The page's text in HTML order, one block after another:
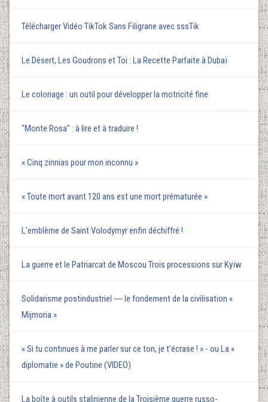
Télécharger Vidéo TikTok Sans Filigrane avec sssTik
Le Désert, Les Goudrons et Toi : La Recette Parfaite à Dubaï
Le coloriage : un outil pour développer la motricité fine
"Monte Rosa" : à lire et à traduire !
« Cinq zinnias pour mon inconnu »
« Toute mort avant 120 ans est une mort prématurée »
L’emblème de Saint Volodymyr enfin déchiffré !
La guerre et le Patriarcat de Moscou Trois processions sur Kyїw
Solidarisme postindustriel ― le fondement de la civilisation «
Mijmoria »
« Si tu continues à me parler sur ce ton, je t’écrase ! » - ou La «
diplomatie » de Poutine (VIDEO)
La boîte à outils stalinienne de la Troisième guerre russo-